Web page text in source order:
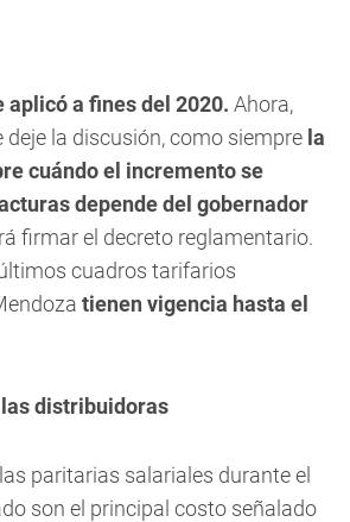
aplicó a fines del 2020. Ahora,
deje la discusión, como siempre la
cuándo el incremento se
depende del gobernador
firmar el decreto reglamentario.
cuadros tarifarios
tienen vigencia hasta el
distribuidoras
paritarias salariales durante el
son el principal costo señalado